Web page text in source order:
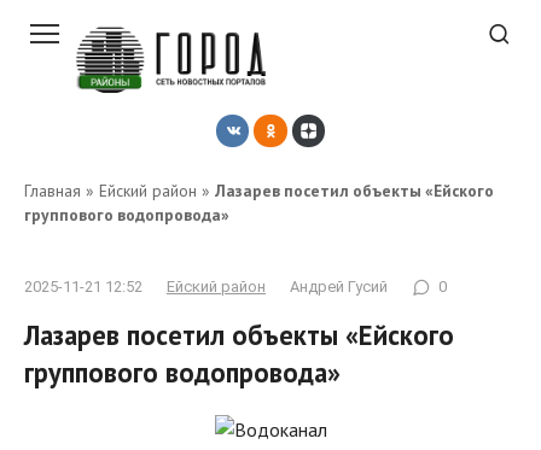
Главная » Ейский район » Лазарев посетил объекты «Ейского
группового водопровода»
2025-11-21 12:52 Ейский район Андрей Гусий 0
Лазарев посетил объекты «Ейского
группового водопровода»